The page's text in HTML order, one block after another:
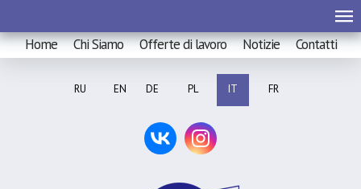
Home Chi Siamo Offerte di lavoro Notizie Contatti
RU EN DE PL IT FR